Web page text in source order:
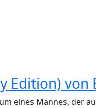
Edition) von
eines Mannes, der